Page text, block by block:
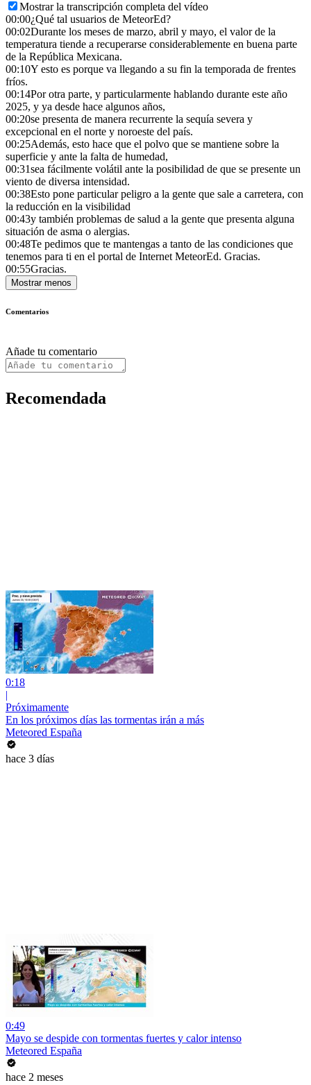
Mostrar la transcripción completa del vídeo
00:00¿Qué tal usuarios de MeteorEd?
00:02Durante los meses de marzo, abril y mayo, el valor de la
temperatura tiende a recuperarse considerablemente en buena parte
de la República Mexicana.
00:10Y esto es porque va llegando a su fin la temporada de frentes
fríos.
00:14Por otra parte, y particularmente hablando durante este año
2025, y ya desde hace algunos años,
00:20se presenta de manera recurrente la sequía severa y
excepcional en el norte y noroeste del país.
00:25Además, esto hace que el polvo que se mantiene sobre la
superficie y ante la falta de humedad,
00:31sea fácilmente volátil ante la posibilidad de que se presente un
viento de diversa intensidad.
00:38Esto pone particular peligro a la gente que sale a carretera, con
la reducción en la visibilidad
00:43y también problemas de salud a la gente que presenta alguna
situación de asma o alergias.
00:48Te pedimos que te mantengas a tanto de las condiciones que
tenemos para ti en el portal de Internet MeteorEd. Gracias.
00:55Gracias.
Mostrar menos
Comentarios
Añade tu comentario
Recomendada
0:18
|
Próximamente
En los próximos días las tormentas irán a más
Meteored España
hace 3 días
0:49
Mayo se despide con tormentas fuertes y calor intenso
Meteored España
hace 2 meses